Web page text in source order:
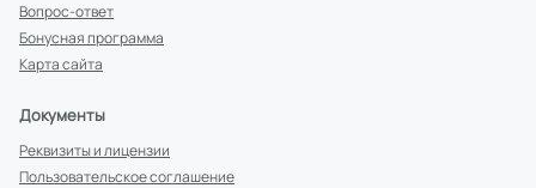
Вопрос-ответ
Бонусная программа
Карта сайта
Документы
Реквизиты и лицензии
Пользовательское соглашение